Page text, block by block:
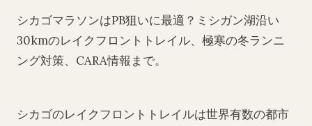
シカゴマラソンはPB狙いに最適？ミシガン湖沿い
30kmのレイクフロントトレイル、極寒の冬ランニ
ング対策、CARA情報まで。
シカゴのレイクフロントトレイルは世界有数の都市